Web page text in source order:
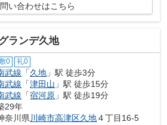
い合わせはこちら
ランデ久地
0 礼0
武線 「久地 」駅 徒歩3分
武線 「津田山 」駅 徒歩15分
武線 「宿河原 」駅 徒歩19分
29年
奈川県 川崎市高津区久地４丁目16-5